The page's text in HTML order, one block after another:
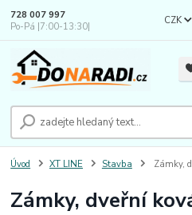
CZK
728 007 997
Po-Pá |7:00-13:30|
Úvod XT LINE Stavba Zámky,
Zámky, dveřní